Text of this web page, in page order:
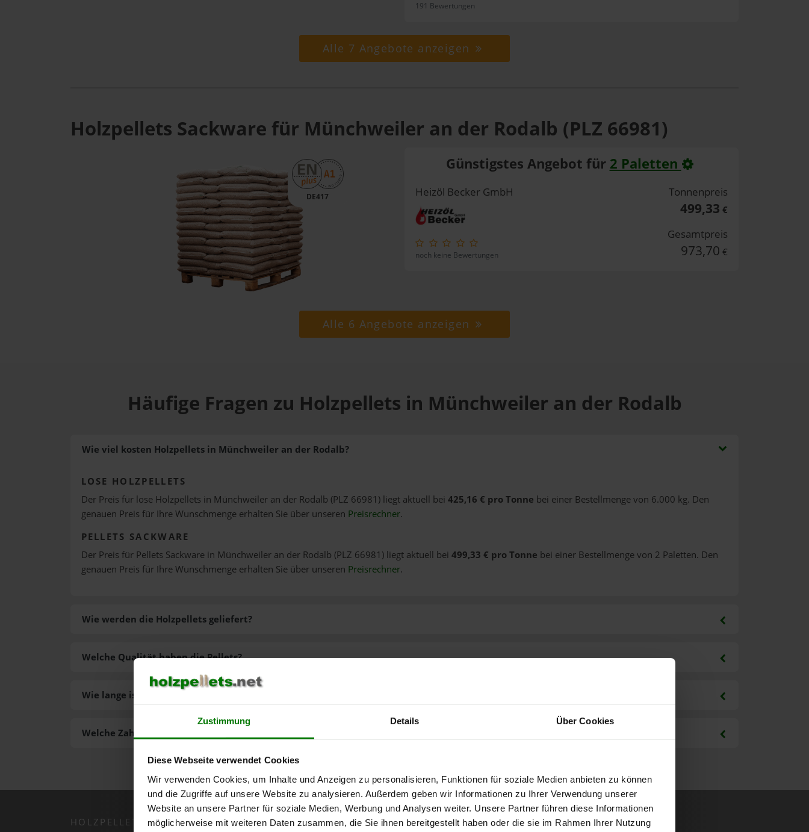
Zustimmung Details Über Cookies
Diese Webseite verwendet Cookies
Wir verwenden Cookies, um Inhalte und Anzeigen zu personalisieren, Funktionen für soziale Medien anbieten zu können
und die Zugriffe auf unsere Website zu analysieren. Außerdem geben wir Informationen zu Ihrer Verwendung unserer
Website an unsere Partner für soziale Medien, Werbung und Analysen weiter. Unsere Partner führen diese Informationen
möglicherweise mit weiteren Daten zusammen, die Sie ihnen bereitgestellt haben oder die sie im Rahmen Ihrer Nutzung
191 Bewertungen
Alle 7 Angebote anzeigen
Holzpellets Sackware für Münchweiler an der Rodalb (PLZ 66981)
DE417
Günstigstes Angebot für 2 Paletten
Heizöl Becker GmbH
noch keine Bewertungen
Tonnenpreis
499,33 €
Gesamtpreis
973,70 €
Alle 6 Angebote anzeigen
Häufige Fragen zu Holzpellets in Münchweiler an der Rodalb
Wie viel kosten Holzpellets in Münchweiler an der Rodalb?
LOSE HOLZPELLETS
Der Preis für lose Holzpellets in Münchweiler an der Rodalb (PLZ 66981) liegt aktuell bei 425,16 € pro Tonne bei einer Bestellmenge von 6.000 kg. Den
genauen Preis für Ihre Wunschmenge erhalten Sie über unseren Preisrechner.
PELLETS SACKWARE
Der Preis für Pellets Sackware in Münchweiler an der Rodalb (PLZ 66981) liegt aktuell bei 499,33 € pro Tonne bei einer Bestellmenge von 2 Paletten. Den
genauen Preis für Ihre Wunschmenge erhalten Sie über unseren Preisrechner.
Wie werden die Holzpellets geliefert?
Welche Zahlungsarten gibt es?
Welche Qualität haben die Pellets?
Wie lange ist die Lieferzeit der Pellets?
HOLZPELLETS.NET APP